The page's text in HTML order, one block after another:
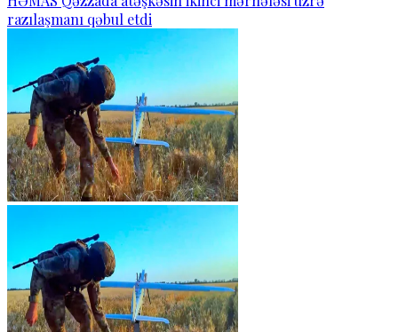
razılaşmanı qəbul etdi